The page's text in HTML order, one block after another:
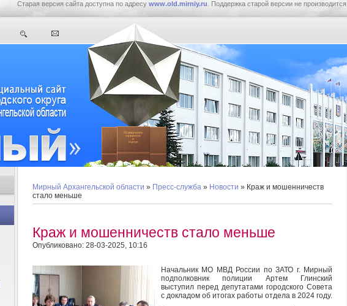
Старая версия сайта доступна по адресу www.old.mirniy.ru . Поддержка старой версии не производится.
Мирный Архангельской области » Пресс-служба » Новости » Краж и мошенничеств
стало меньше
Краж и мошенничеств стало меньше
Опубликовано: 28-03-2025, 10:16
Начальник МО МВД России по ЗАТО г. Мирный
подполковник полиции Артем Глинский
выступил перед депутатами городского Совета
с докладом об итогах работы отдела в 2024 году.